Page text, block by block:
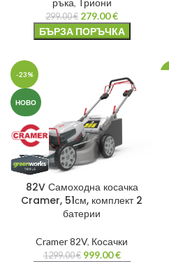
ръка, Триони
299.00€ 279.00€
БЪРЗА ПОРЪЧКА
-23%
НОВО
82V Самоходна косачка
Cramer, 51см, комплект 2
батерии
Cramer 82V, Косачки
1299.00€ 999.00€